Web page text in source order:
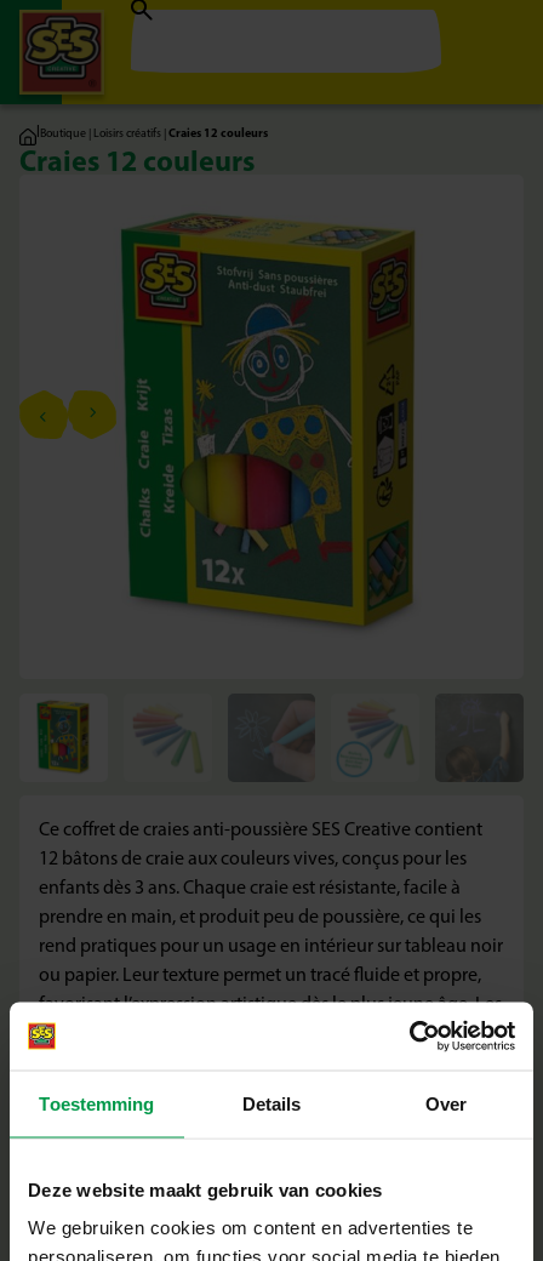
Toestemming Details Over
Deze website maakt gebruik van cookies
We gebruiken cookies om content en advertenties te
personaliseren, om functies voor social media te bieden
|Boutique | Loisirs créatifs |Craies 12 couleurs
Craies 12 couleurs
Ce coffret de craies anti-poussière SES Creative contient
12 bâtons de craie aux couleurs vives, conçus pour les
enfants dès 3 ans. Chaque craie est résistante, facile à
prendre en main, et produit peu de poussière, ce qui les
rend pratiques pour un usage en intérieur sur tableau noir
ou papier. Leur texture permet un tracé fluide et propre,
favorisant l’expression artistique dès le plus jeune âge. Les
craies sont lavables, ne tachent pas et se nettoient
en classe ou dans les centres de loisirs. Ces craies pour
Fabriquées avec des matériaux non toxiques, elles
garantissent une utilisation sécurisée pour les enfants. Ce
+
Numéro de produit|
00201
Partager ce produit